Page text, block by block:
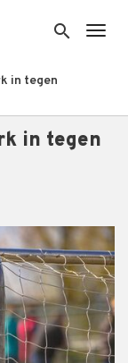
search
in tegen
in tegen